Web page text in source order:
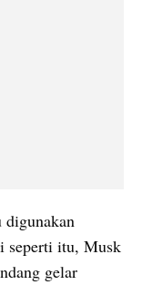
digunakan
seperti itu, Musk
gelar